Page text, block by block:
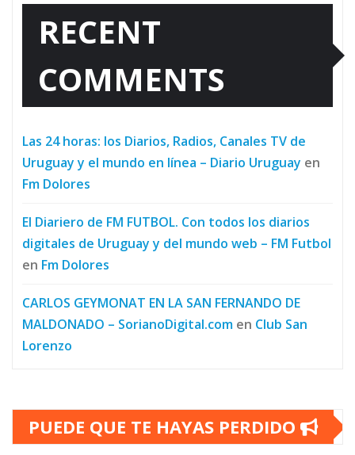
RECENT
COMMENTS
Las 24 horas: los Diarios, Radios, Canales TV de
Uruguay y el mundo en línea – Diario Uruguay en
Fm Dolores
El Diariero de FM FUTBOL. Con todos los diarios
digitales de Uruguay y del mundo web – FM Futbol
en Fm Dolores
CARLOS GEYMONAT EN LA SAN FERNANDO DE
MALDONADO – SorianoDigital.com en Club San
Lorenzo
PUEDE QUE TE HAYAS PERDIDO